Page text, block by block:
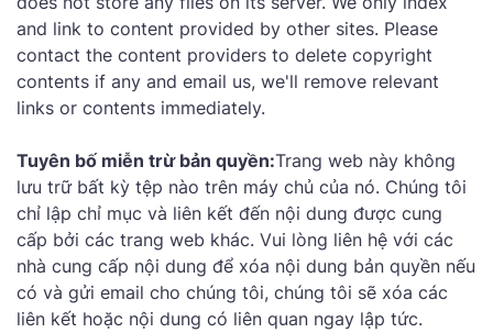
and link to content provided by other sites. Please
contact the content providers to delete copyright
contents if any and email us, we'll remove relevant
links or contents immediately.
Tuyên bố miễn trừ bản quyền:Trang web này không
lưu trữ bất kỳ tệp nào trên máy chủ của nó. Chúng tôi
chỉ lập chỉ mục và liên kết đến nội dung được cung
cấp bởi các trang web khác. Vui lòng liên hệ với các
nhà cung cấp nội dung để xóa nội dung bản quyền nếu
có và gửi email cho chúng tôi, chúng tôi sẽ xóa các
liên kết hoặc nội dung có liên quan ngay lập tức.